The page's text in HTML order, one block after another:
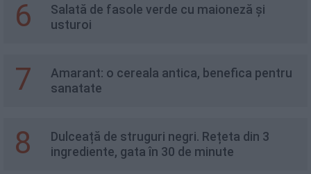
6
Salată de fasole verde cu maioneză și
usturoi
7
Amarant: o cereala antica, benefica pentru
sanatate
8
Dulceață de struguri negri. Rețeta din 3
ingrediente, gata în 30 de minute